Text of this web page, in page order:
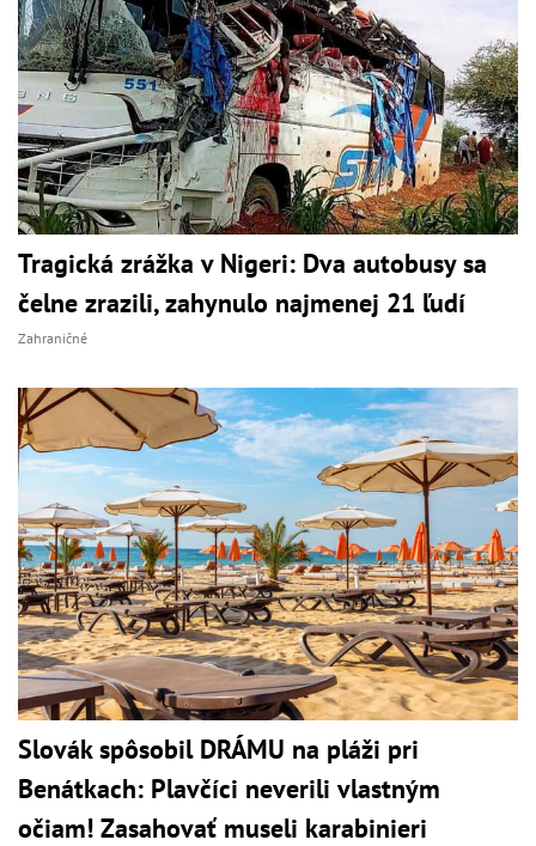
Tragická zrážka v Nigeri: Dva autobusy sa
čelne zrazili, zahynulo najmenej 21 ľudí
Zahraničné
Slovák spôsobil DRÁMU na pláži pri
Benátkach: Plavčíci neverili vlastným
očiam! Zasahovať museli karabinieri